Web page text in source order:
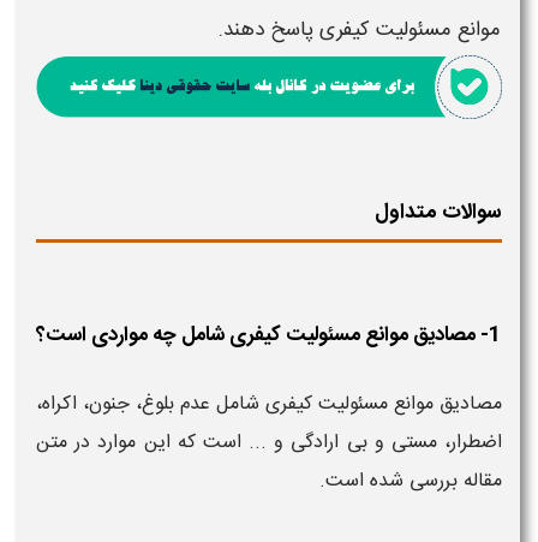
موانع مسئولیت کیفریپاسخ دهند.
سوالات متداول
1- مصادیق موانع مسئولیت کیفری شامل چه مواردی است؟
مصادیق موانع مسئولیت کیفری شامل عدم بلوغ، جنون، اکراه،
اضطرار، مستی و بی ارادگی و ... است که این موارد در متن
مقاله بررسی شده است.